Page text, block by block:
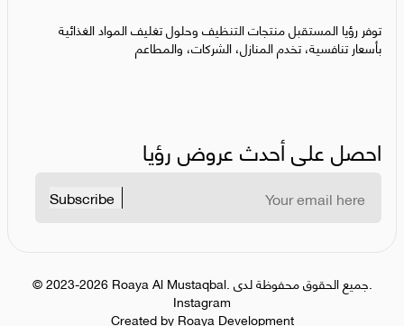
توفر رؤيا المستقبل منتجات التنظيف وحلول تغليف المواد الغذائية
بأسعار تنافسية، تخدم المنازل، الشركات، والمطاعم
احصل على أحدث عروض رؤيا
Subscribe
©2023-2026 Roaya Al Mustaqbal.
جميع الحقوق محفوظة لدى.
Instagram
Created by Roaya Development